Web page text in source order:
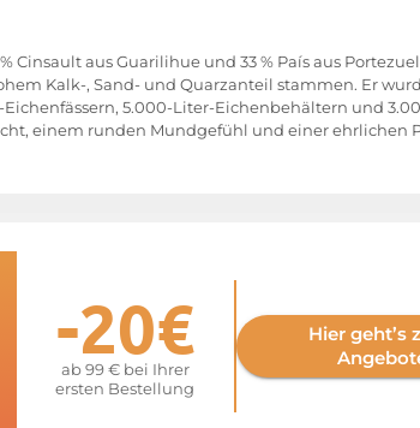
Cinsault aus Guarilihue und 33 % País aus
Kalk-, Sand- und Quarzanteil stammen. Er
5.000-Liter-Eichenbehältern und
einem runden Mundgefühl und einer ehrlichen
-20€
ab 99 € bei Ihrer
ersten Bestellung
Hier geht’s